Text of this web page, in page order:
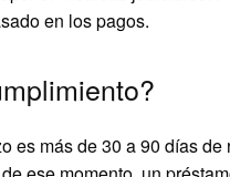
en los pagos.
es más de 30 a 90 días